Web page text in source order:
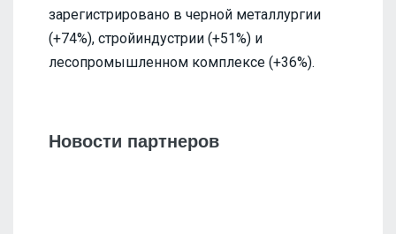
зарегистрировано в черной металлургии
(+74%), стройиндустрии (+51%) и
лесопромышленном комплексе (+36%).
Новости партнеров